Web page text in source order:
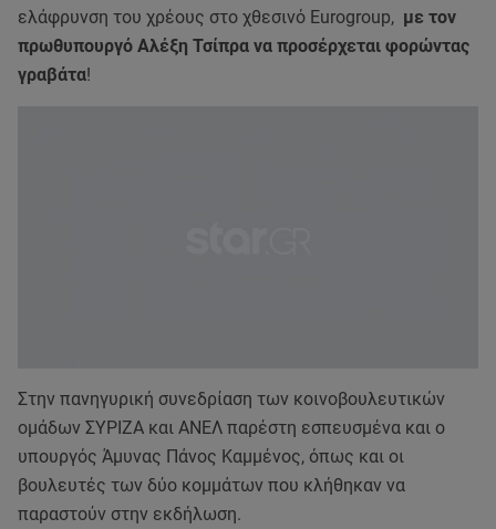
ελάφρυνση του χρέους στο χθεσινό Εurogroup, με τον
πρωθυπουργό Αλέξη Τσίπρα να προσέρχεται φορώντας
γραβάτα!
Στην πανηγυρική συνεδρίαση των κοινοβουλευτικών
ομάδων ΣΥΡΙΖΑ και ΑΝΕΛ παρέστη εσπευσμένα και ο
υπουργός Άμυνας Πάνος Καμμένος, όπως και οι
βουλευτές των δύο κομμάτων που κλήθηκαν να
παραστούν στην εκδήλωση.